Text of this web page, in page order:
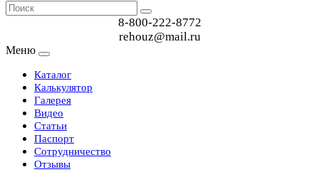
8-800-222-8772
rehouz@mail.ru
Меню
Каталог
Калькулятор
Галерея
Видео
Статьи
Паспорт
Сотрудничество
Отзывы